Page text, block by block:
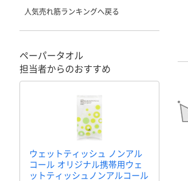
人気売れ筋ランキングへ戻る
ペーパータオル
担当者からのおすすめ
ウェットティッシュ ノンアル
コール オリジナル携帯用ウェ
ットティッシュノンアルコール